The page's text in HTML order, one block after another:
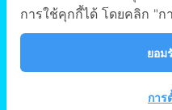
→ เว็บไซต์คณะศึกษาศาส
→ ระบบจัดการเว็บไซต์
การใช้คุกกี้ได้ โดยคลิก "ก
ยอม
การ